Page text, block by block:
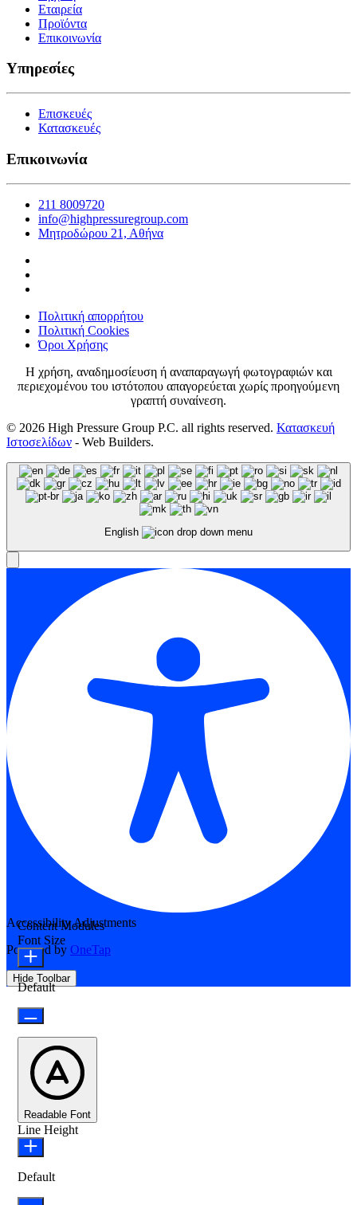
Εταιρεία
Προϊόντα
Επικοινωνία
Υπηρεσίες
Επισκευές
Κατασκευές
Επικοινωνία
211 8009720
info@highpressuregroup.com
Μητροδώρου 21, Αθήνα
Πολιτική απορρήτου
Πολιτική Cookies
Όροι Χρήσης
Η χρήση, αναδημοσίευση ή αναπαραγωγή φωτογραφιών και
περιεχομένου του ιστότοπου απαγορεύεται χωρίς προηγούμενη
γραπτή συναίνεση.
© 2026 High Pressure Group P.C. all rights reserved. Κατασκευή
Ιστοσελίδων - Web Builders.
English
Accessibility Adjustments
Powered by OneTap
Hide Toolbar
Content Modules
Font Size
Default
Readable Font
Line Height
Default